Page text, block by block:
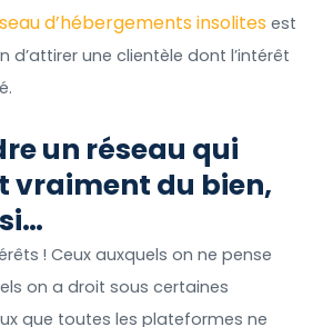
d’hébergements insolites est
d’attirer une clientèle dont l’intérêt
un réseau qui
vraiment du bien,
! Ceux auxquels on ne pense
on a droit sous certaines
que toutes les plateformes ne